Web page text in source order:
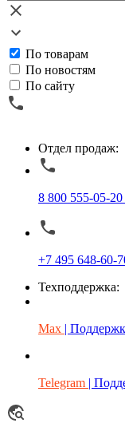
По товарам
По новостям
По сайту
Отдел продаж:
8 800 555-05-
+7 495 648-60-
Техподдержка:
Max |
Telegram |